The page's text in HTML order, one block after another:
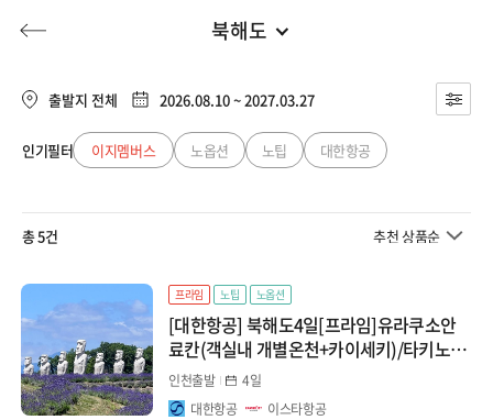
허니문 기획전/홈쇼핑 이벤트/혜택
투어플랜
허니문
북해도
유럽
동남아
일본
대만/홍콩/마카오
미주/캐나다/중남미
도쿄
큐슈
마쓰야마/다카마츠
나고야/도야마/알펜루트
출발지 전체 2026.08.10 ~ 2027.03.27
인기필터 이지멤버스 노옵션 노팁 대한항공
총 5건 추천 상품순
프라임 노팁 노옵션
[대한항공] 북해도4일[프라임]유라쿠소안
료칸(객실내 개별온천+카이세키)/타키노레
이엔/삿포로/오타루
인천출발
4일
대한항공
이스타항공